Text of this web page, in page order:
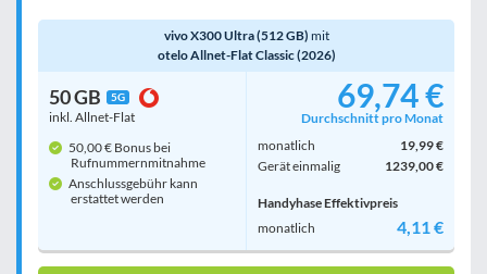
vivo X300 Ultra (512 GB) mit
otelo Allnet-Flat Classic (2026)
50 GB 5G
inkl. Allnet-Flat
50,00 € Bonus bei
Rufnummern­mitnahme
Anschlussgebühr kann
erstattet werden
69,74 €
Durchschnitt pro Monat
monatlich
19,99 €
Gerät einmalig
1239,00 €
Handyhase Effektivpreis
monatlich
4,11 €